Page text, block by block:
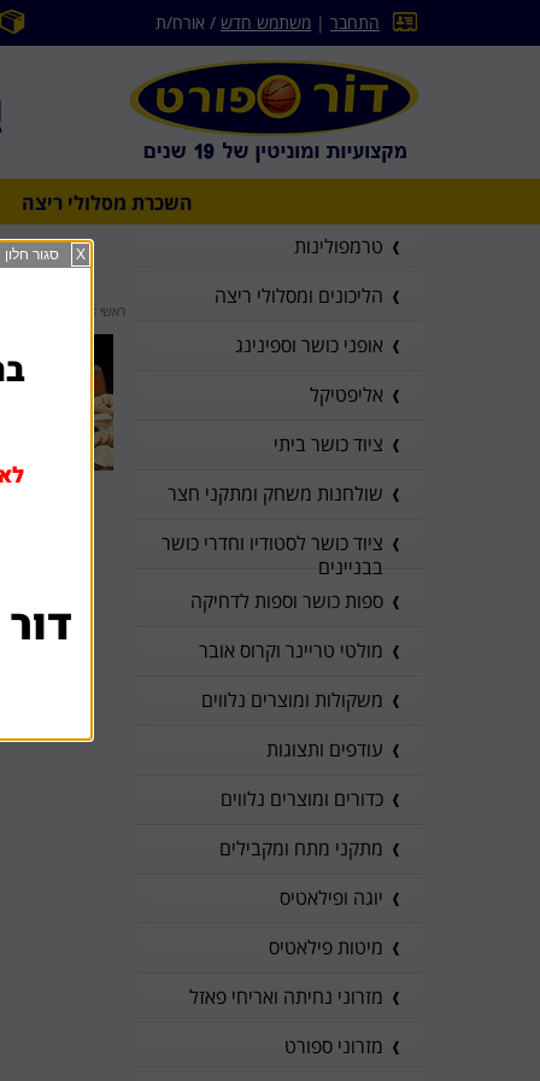
התחבר | משתמש חדש / אורח/ת
השכרת מסלולי ריצה
ראשי >
טרמפולינות
הליכונים ומסלולי ריצה
אופני כושר וספינינג
אליפטיקל
ציוד כושר ביתי
שולחנות משחק ומתקני חצר
ציוד כושר לסטודיו וחדרי כושר
בבניינים
ספות כושר וספות לדחיקה
מולטי טריינר וקרוס אובר
משקולות ומוצרים נלווים
עודפים ותצוגות
כדורים ומוצרים נלווים
מתקני מתח ומקבילים
יוגה ופילאטיס
מיטות פילאטיס
מזרוני נחיתה ואריחי פאזל
מזרוני ספורט
X סגור חלון